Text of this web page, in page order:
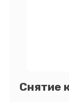
Снятие